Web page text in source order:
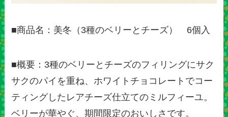
■商品名：美冬（3種のベリーとチーズ） 6個入
■概要：3種のベリーとチーズのフィリングにサク
サクのパイを重ね、ホワイトチョコレートでコー
ティングしたレアチーズ仕立てのミルフィーユ。
ベリーが華やぐ、期間限定のおいしさです。